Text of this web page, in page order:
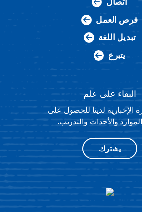
فرص العمل
تبديل اللغة
يتبرع
البقاء على علم
الإخبارية لدينا للحصول على
والأحداث والتدريب.
يشترك